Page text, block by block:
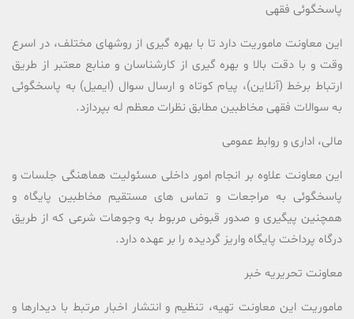
پاسخگوئی فقهی
این معاونت ماموریت دارد تا با بهره گیری از روشهای مختلف، در اسرع
وقت و با دقت بالا و بهره گیری از کارشناسان و منابع معتبر از طریق
ارتباط برخط (آنلاین)، پیام کوتاه و ارسال سوال (ایمیل) به پاسخگوئی
به سوالات فقهی مخاطبین مطابق نظرات معظم له بپردازد.
مالی، اداری و روابط عمومی
این معاونت علاوه بر انجام امور داخلی مسئولیت هماهنگی جلسات و
پاسخگوئی به مراجعات و تماس های مستقیم مخاطبین پایگاه و
همچنین پیگیری و صدور قبوض مربوط به وجوهات شرعی که از طریق
درگاه پرداخت پایگاه واریز گردیده را بر عهده دارد.
معاونت تحریریه خبر
ماموریت این معاونت تهیه، تنظیم و انتشار اخبار مرتبط با دیدارها و